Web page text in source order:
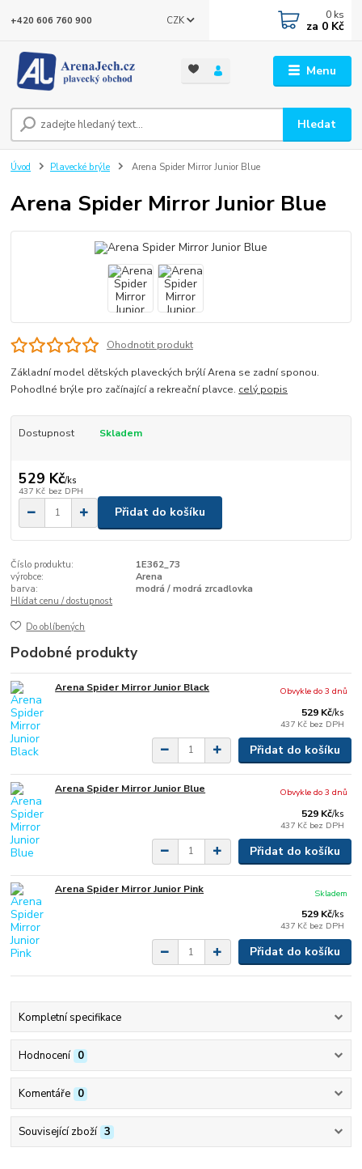
Menu
CZK
Hledat
+420 606 760 900 0 ks
za 0 Kč
Úvod Plavecké brýle Arena Spider Mirror Junior Blue
Arena Spider Mirror Junior Blue
Ohodnotit produkt
Základní model dětských plaveckých brýlí Arena se zadní sponou.
Pohodlné brýle pro začínající a rekreační plavce. celý popis
Dostupnost Skladem
529 Kč/ks
437 Kč bez DPH
Přidat do košíku
Číslo produktu:
1E362_73
výrobce:
Arena
barva:
modrá / modrá zrcadlovka
Hlídat cenu / dostupnost
Do oblíbených
Podobné produkty
Arena Spider Mirror Junior Black
529 Kč/ks
437 Kč bez DPH
Obvykle do 3 dnů
Přidat do košíku
Arena Spider Mirror Junior Blue
529 Kč/ks
437 Kč bez DPH
Obvykle do 3 dnů
Přidat do košíku
Arena Spider Mirror Junior Pink
529 Kč/ks
437 Kč bez DPH
Skladem
Přidat do košíku
Kompletní specifikace
Hodnocení 0
Komentáře 0
Související zboží 3